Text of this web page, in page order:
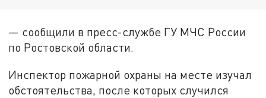
— сообщили в пресс-службе ГУ МЧС России
по Ростовской области.
Инспектор пожарной охраны на месте изучал
обстоятельства, после которых случился